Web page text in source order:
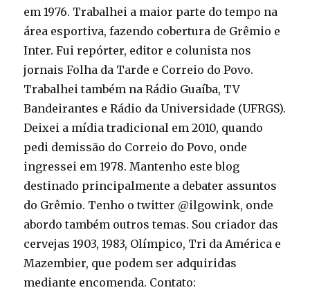
em 1976. Trabalhei a maior parte do tempo na
área esportiva, fazendo cobertura de Grêmio e
Inter. Fui repórter, editor e colunista nos
jornais Folha da Tarde e Correio do Povo.
Trabalhei também na Rádio Guaíba, TV
Bandeirantes e Rádio da Universidade (UFRGS).
Deixei a mídia tradicional em 2010, quando
pedi demissão do Correio do Povo, onde
ingressei em 1978. Mantenho este blog
destinado principalmente a debater assuntos
do Grêmio. Tenho o twitter @ilgowink, onde
abordo também outros temas. Sou criador das
cervejas 1903, 1983, Olímpico, Tri da América e
Mazembier, que podem ser adquiridas
mediante encomenda. Contato: